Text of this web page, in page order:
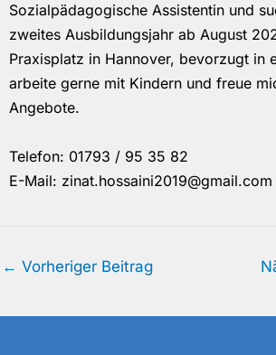
Sozialpädagogische Assistentin und
zweites Ausbildungsjahr ab August
Praxisplatz in Hannover, bevorzugt in
arbeite gerne mit Kindern und freue
Angebote.
Telefon: 01793 / 95 35 82
E-Mail: zinat.hossaini2019@gmail.com
← Vorheriger Beitrag